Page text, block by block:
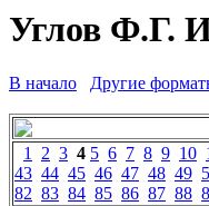
Углов Ф.Г.
В начало Другие
1 2 3 4 5 6 7 8 9 10
43 44 45 46 47 48 49
82 83 84 85 86 87 88